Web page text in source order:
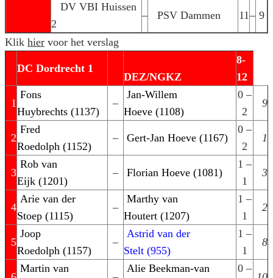
DV VBI Huissen
2
– PSV Dammen 11– 9
Klik hier voor het verslag
DC Dordrecht 1
DEZ/NGKZ
8-
12
1
Fons
Huybrechts (1137)
–
Jan-Willem
Hoeve (1108)
0 –
2
9
2
Fred
Roedolph (1152)
– Gert-Jan Hoeve (1167)
0 –
2
1
3
Rob van
Eijk (1201)
– Florian Hoeve (1081)
1 –
1
3
4
Arie van der
Stoep (1115)
–
Marthy van
Houtert (1207)
1 –
1
2
5
Joop
Roedolph (1157)
–
Astrid van der
Stelt (955)
1 –
1
8
Martin van
Alie Beekman-van
0 –